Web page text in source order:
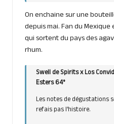
On enchaine sur une
depuis mai. Fan du
qui sortent du pays des
rhum.
Swell de Spirits x Los
Esters 64°
Les notes de dégustations
refais pas l’histoire.